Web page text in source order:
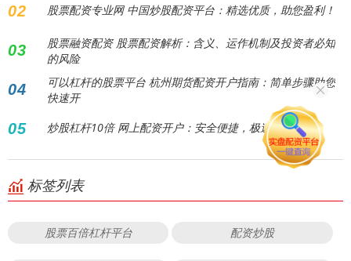
02 股票配资专业网 中国炒股配资平台：精选优质，助您盈利！
03
股票融资配资 股票配资解析：含义、运作机制及投资者必知
的风险
04
可以杠杆的股票平台 杭州期货配资开户指南：简单步骤助您
快速开
05 炒股杠杆10倍 网上配资开户：安全便捷，极速开启财富
标签列表
股票百倍杠杆平台 配资炒股